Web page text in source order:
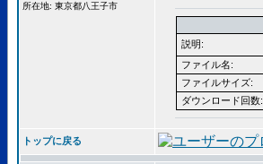
所在地: 東京都八王子市
説明:
ファイル名:
ファイルサイズ:
ダウンロード回数:
トップに戻る